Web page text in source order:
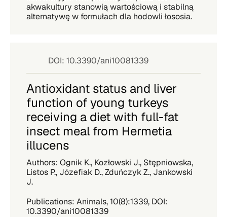
akwakultury stanowią wartościową i stabilną
alternatywę w formułach dla hodowli łososia.
DOI: 10.3390/ani10081339
Antioxidant status and liver
function of young turkeys
receiving a diet with full-fat
insect meal from Hermetia
illucens
Authors: Ognik K., Kozłowski J., Stępniowska,
Listos P., Józefiak D., Zduńczyk Z., Jankowski
J.
Publications: Animals, 10(8):1339, DOI:
10.3390/ani10081339